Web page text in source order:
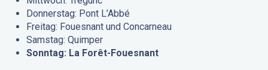
Donnerstag: Pont L’Abbé
Freitag: Fouesnant und Concarneau
Samstag: Quimper
Sonntag: La Forêt-Fouesnant